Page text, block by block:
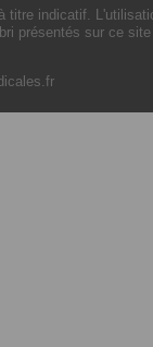
indicatif.
présentés sur ce